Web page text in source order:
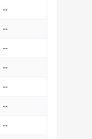
--
--
--
--
--
--
--